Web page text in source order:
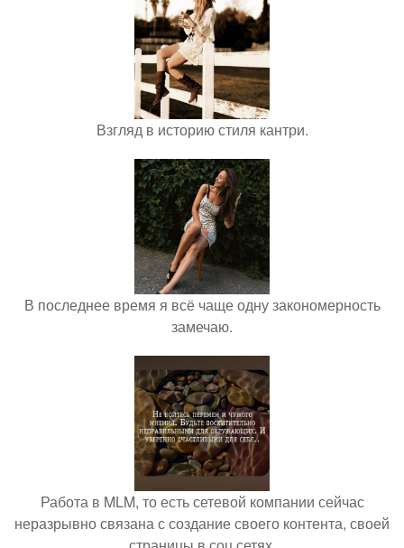
Взгляд в историю стиля кантри.
В последнее время я всё чаще одну закономерность
замечаю.
Работа в MLM, то есть сетевой компании сейчас
неразрывно связана с создание своего контента, своей